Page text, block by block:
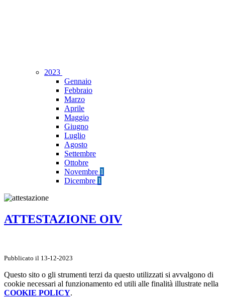
2023
Gennaio
Febbraio
Marzo
Aprile
Maggio
Giugno
Luglio
Agosto
Settembre
Ottobre
Novembre 1
Dicembre 1
ATTESTAZIONE OIV
Pubblicato il 13-12-2023
Questo sito o gli strumenti terzi da questo utilizzati si avvalgono di
cookie necessari al funzionamento ed utili alle finalità illustrate nella
COOKIE POLICY.